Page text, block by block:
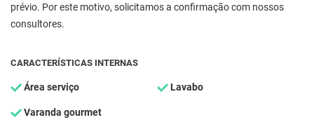
prévio. Por este motivo, solicitamos a confirmação com nossos
consultores.
CARACTERÍSTICAS INTERNAS
Área serviço Lavabo
Varanda gourmet